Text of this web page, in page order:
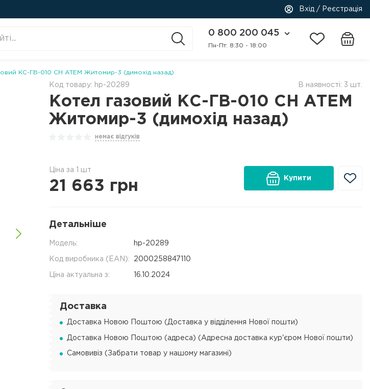
Вхід / Реєстрація
0 800 200 045
Пн-Пт: 8:30 - 18:00
КС-ГВ-010 СН АТЕМ Житомир-3 (димохід назад)
Код товару: hp-20289 В наявності: 3 шт.
Котел газовий КС-ГВ-010 СН АТЕМ
Житомир-3 (димохід назад)
немає відгуків
Ціна за 1 шт
21 663 грн
Купити
Детальніше
Модель: hp-20289
Код виробника (EAN): 2000258847110
Ціна актуальна з: 16.10.2024
Доставка
Доставка Новою Поштою (Доставка у відділення Нової пошти)
Доставка Новою Поштою (адреса) (Адресна доставка кур'єром Нової пошти)
Самовивіз (Забрати товар у нашому магазині)